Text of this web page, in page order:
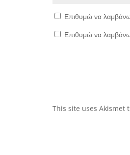
Επιθυμώ να λαμβάνω
Επιθυμώ να
This site uses Akismet